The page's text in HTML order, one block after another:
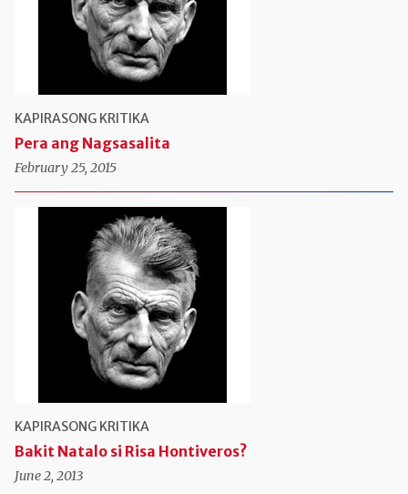
KAPIRASONG KRITIKA
Pera ang Nagsasalita
February 25, 2015
KAPIRASONG KRITIKA
Bakit Natalo si Risa Hontiveros?
June 2, 2013